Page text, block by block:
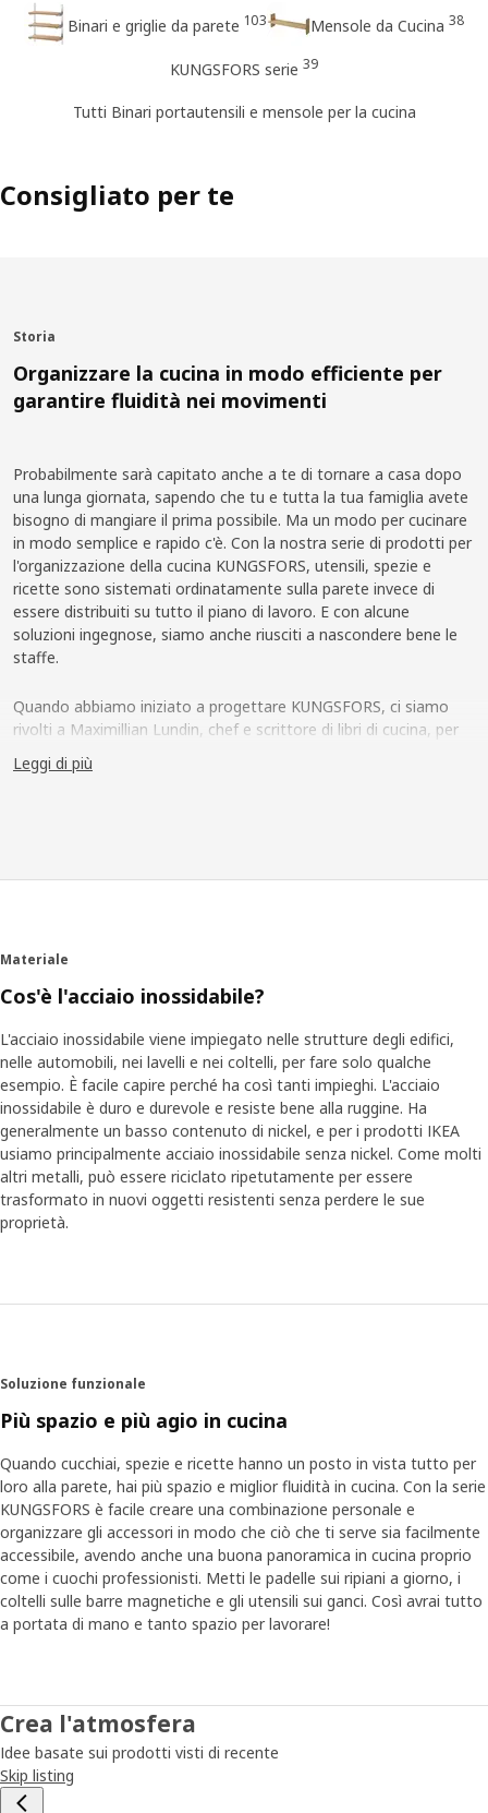
Binari e griglie da parete 103 Mensole da Cucina 38
KUNGSFORS serie 39
Tutti Binari portautensili e mensole per la cucina
Consigliato per te
Storia
Organizzare la cucina in modo efficiente per
garantire fluidità nei movimenti
Probabilmente sarà capitato anche a te di tornare a casa dopo
una lunga giornata, sapendo che tu e tutta la tua famiglia avete
bisogno di mangiare il prima possibile. Ma un modo per cucinare
in modo semplice e rapido c'è. Con la nostra serie di prodotti per
l'organizzazione della cucina KUNGSFORS, utensili, spezie e
ricette sono sistemati ordinatamente sulla parete invece di
essere distribuiti su tutto il piano di lavoro. E con alcune
soluzioni ingegnose, siamo anche riusciti a nascondere bene le
staffe.
Quando abbiamo iniziato a progettare KUNGSFORS, ci siamo
rivolti a Maximillian Lundin, chef e scrittore di libri di cucina, per
trovare ispirazione. "Le cucine dei ristoranti hanno molto da
insegnare dal punto di vista della funzionalità" afferma
creato ripiani, griglie e binari che possono essere montati
sospensione, su cui è possibile aggiungere e spostare elementi
aggiungere ganci adatti a tutti gli utensili, ma anche uno speciale
ripiano dove puoi posizionare ad altezza occhi un tablet con la
ricetta che stai seguendo.
Una cucina all'insegna della semplicità
La serie è composta da diversi tipi di prodotti, e portare a
termine il progetto ha richiesto tempo e pazienza da parte di
tutte le persone coinvolte. David Zeberg, Team Engineer, ricorda
qualcosa di innovativo e spingerci oltre i limiti per trovare la
cui il cibo viene cucinato è stata un'esperienza totalmente
massimo per garantire che KUNGSFORS semplificasse le
Leggi di più
Materiale
Cos'è l'acciaio inossidabile?
L'acciaio inossidabile viene impiegato nelle strutture degli edifici,
nelle automobili, nei lavelli e nei coltelli, per fare solo qualche
esempio. È facile capire perché ha così tanti impieghi. L'acciaio
inossidabile è duro e durevole e resiste bene alla ruggine. Ha
generalmente un basso contenuto di nickel, e per i prodotti IKEA
usiamo principalmente acciaio inossidabile senza nickel. Come molti
altri metalli, può essere riciclato ripetutamente per essere
trasformato in nuovi oggetti resistenti senza perdere le sue
proprietà.
Soluzione funzionale
Più spazio e più agio in cucina
Quando cucchiai, spezie e ricette hanno un posto in vista tutto per
loro alla parete, hai più spazio e miglior fluidità in cucina. Con la serie
KUNGSFORS è facile creare una combinazione personale e
organizzare gli accessori in modo che ciò che ti serve sia facilmente
accessibile, avendo anche una buona panoramica in cucina proprio
come i cuochi professionisti. Metti le padelle sui ripiani a giorno, i
coltelli sulle barre magnetiche e gli utensili sui ganci. Così avrai tutto
a portata di mano e tanto spazio per lavorare!
Crea l'atmosfera
Idee basate sui prodotti visti di recente
Skip listing